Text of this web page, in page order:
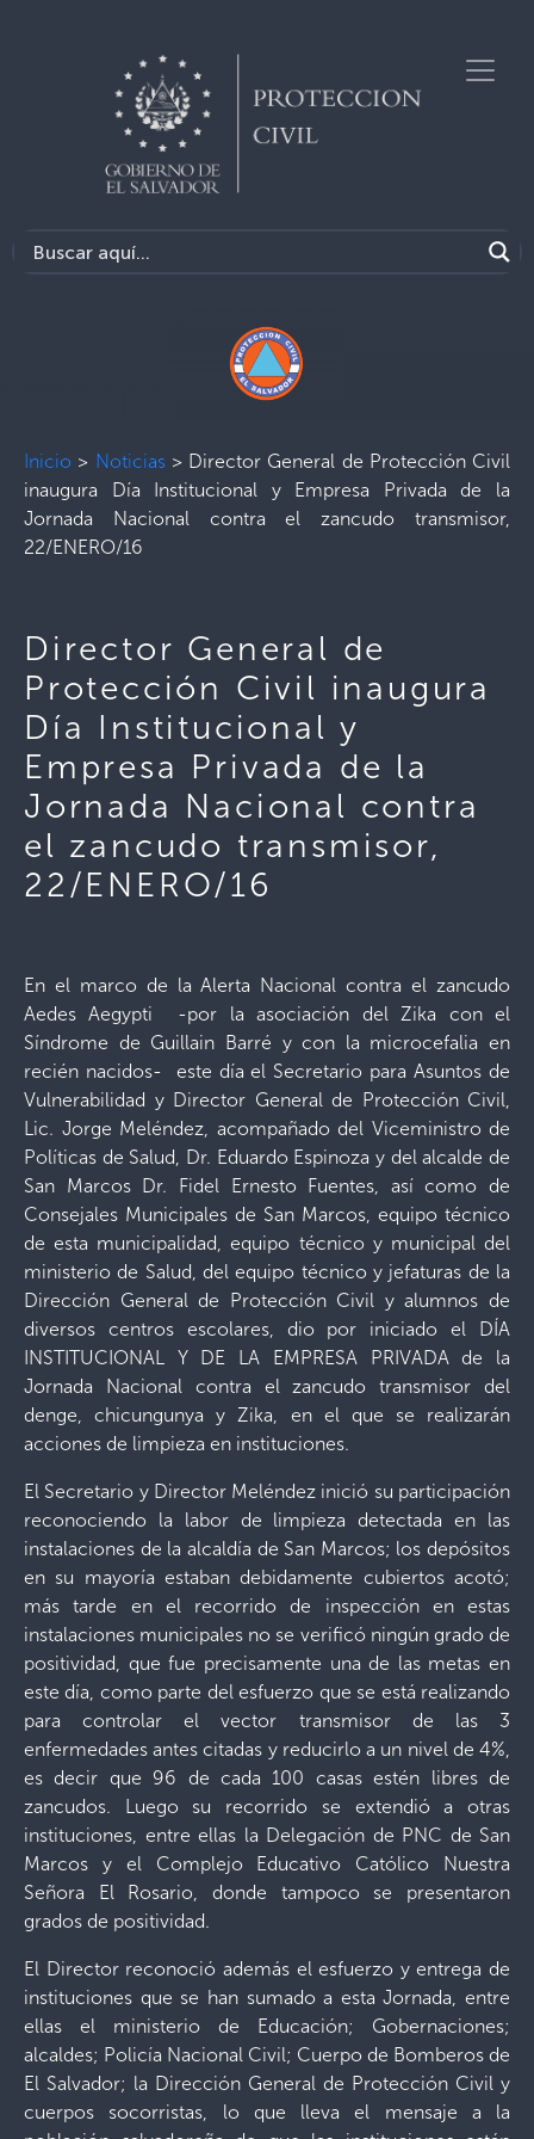
Inicio > Noticias> Director General de Protección Civil
inaugura Día Institucional y Empresa Privada de la
Jornada Nacional contra el zancudo transmisor,
22/ENERO/16
Director General de
Protección Civil inaugura
Día Institucional y
Empresa Privada de la
Jornada Nacional contra
el zancudo transmisor,
22/ENERO/16
En el marco de la Alerta Nacional contra el zancudo
Aedes Aegypti -por la asociación del Zika con el
Síndrome de Guillain Barré y con la microcefalia en
recién nacidos- este día el Secretario para Asuntos de
Vulnerabilidad y Director General de Protección Civil,
Lic. Jorge Meléndez, acompañado del Viceministro de
Políticas de Salud, Dr. Eduardo Espinoza y del alcalde de
San Marcos Dr. Fidel Ernesto Fuentes, así como de
Consejales Municipales de San Marcos, equipo técnico
de esta municipalidad, equipo técnico y municipal del
ministerio de Salud, del equipo técnico y jefaturas de la
Dirección General de Protección Civil y alumnos de
diversos centros escolares, dio por iniciado el DÍA
INSTITUCIONAL Y DE LA EMPRESA PRIVADA de la
Jornada Nacional contra el zancudo transmisor del
denge, chicungunya y Zika, en el que se realizarán
acciones de limpieza en instituciones.
El Secretario y Director Meléndez inició su participación
reconociendo la labor de limpieza detectada en las
instalaciones de la alcaldía de San Marcos; los depósitos
en su mayoría estaban debidamente cubiertos acotó;
más tarde en el recorrido de inspección en estas
instalaciones municipales no se verificó ningún grado de
positividad, que fue precisamente una de las metas en
este día, como parte del esfuerzo que se está realizando
para controlar el vector transmisor de las 3
enfermedades antes citadas y reducirlo a un nivel de 4%,
es decir que 96 de cada 100 casas estén libres de
zancudos. Luego su recorrido se extendió a otras
instituciones, entre ellas la Delegación de PNC de San
Marcos y el Complejo Educativo Católico Nuestra
Señora El Rosario, donde tampoco se presentaron
grados de positividad.
El Director reconoció además el esfuerzo y entrega de
instituciones que se han sumado a esta Jornada, entre
ellas el ministerio de Educación; Gobernaciones;
alcaldes; Policía Nacional Civil; Cuerpo de Bomberos de
El Salvador; la Dirección General de Protección Civil y
cuerpos socorristas, lo que lleva el mensaje a la